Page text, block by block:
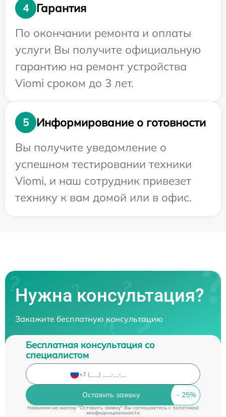
4
Гарантия
По окончании ремонта и оплаты
услуги Вы получите официальную
гарантию на ремонт устройства
Viomi сроком до 3 лет.
5
Информирование о готовности
Вы получите уведомление о
успешном тестировании техники
Viomi, и наш сотрудник привезет
технику к вам домой или в офис.
Нужна консультация?
Закажите бесплатную консультацию
Бесплатная консультация со
специалистом
Оставить заявку
Нажимая на кнопку "Оставить заявку" Вы соглашаетесь c политикой
конфиденциальности